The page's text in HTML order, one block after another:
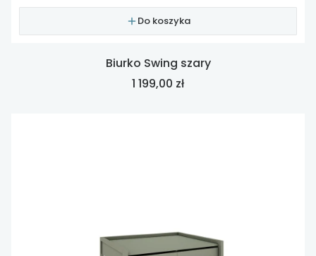
Do koszyka
Biurko Swing szary
Cena
1 199,00 zł